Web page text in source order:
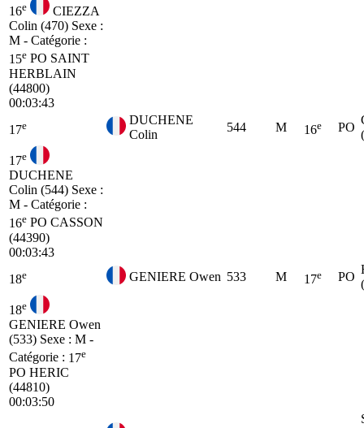
16e
CIEZZA
Colin (470) Sexe :
M - Catégorie :
15e PO SAINT
HERBLAIN
(44800)
00:03:43
17e
DUCHENE
Colin
544 M 16e PO
17e
DUCHENE
Colin (544) Sexe :
M - Catégorie :
16e PO CASSON
(44390)
00:03:43
18e GENIERE Owen 533 M 17e PO
18e
GENIERE Owen
(533) Sexe : M -
Catégorie : 17e
PO HERIC
(44810)
00:03:50